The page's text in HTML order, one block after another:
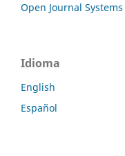
Open Journal Systems
Idioma
English
Español